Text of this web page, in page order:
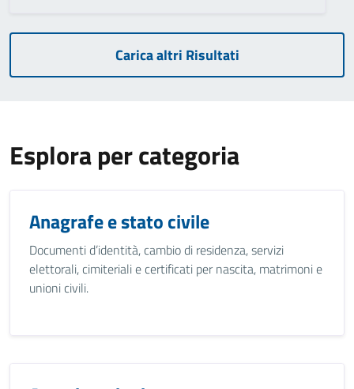
Carica altri Risultati
Esplora per categoria
Anagrafe e stato civile
Documenti d’identità, cambio di residenza, servizi
elettorali, cimiteriali e certificati per nascita, matrimoni e
unioni civili.